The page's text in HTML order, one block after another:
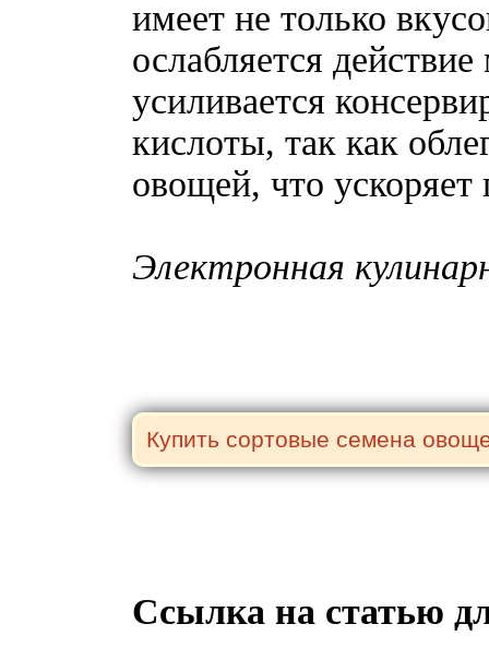
имеет не только
ослабляется
усиливается
кислоты, так как
овощей, что
Электронная
Ссылка на статью